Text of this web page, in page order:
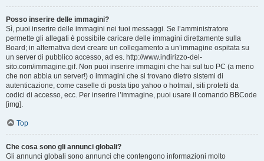
Posso inserire delle immagini?
Sì, puoi inserire delle immagini nei tuoi messaggi. Se l’amministratore
permette gli allegati è possibile caricare delle immagini direttamente sulla
Board; in alternativa devi creare un collegamento a un’immagine ospitata su
un server di pubblico accesso, ad es. http://www.indirizzo-del-
sito.com/immagine.gif. Non puoi inserire immagini che hai sul tuo PC (a meno
che non abbia un server!) o immagini che si trovano dietro sistemi di
autenticazione, come caselle di posta tipo yahoo o hotmail, siti protetti da
codici di accesso, ecc. Per inserire l’immagine, puoi usare il comando BBCode
[img].
Top
Che cosa sono gli annunci globali?
Gli annunci globali sono annunci che contengono informazioni molto